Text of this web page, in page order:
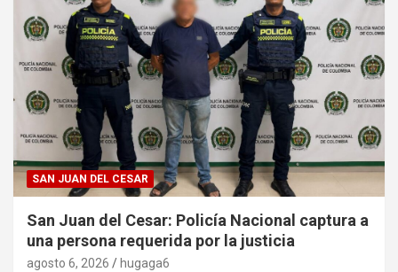
SAN JUAN DEL CESAR
San Juan del Cesar: Policía Nacional captura a
una persona requerida por la justicia
agosto 6, 2026 hugaga6